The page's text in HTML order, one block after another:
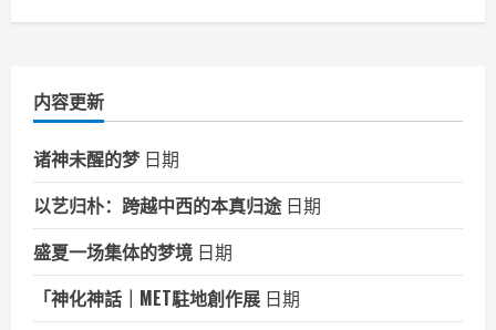
内容更新
诸神未醒的梦 日期
以艺归朴：跨越中西的本真归途 日期
盛夏一场集体的梦境 日期
「神化神話｜MET駐地創作展 日期